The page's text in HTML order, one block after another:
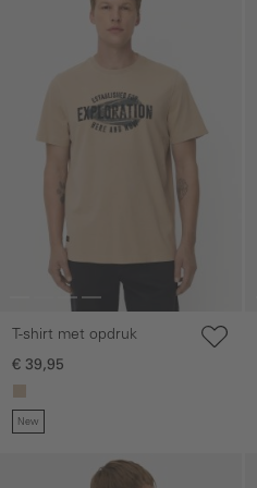
T-shirt met opdruk
€ 39,95
New
overslaan